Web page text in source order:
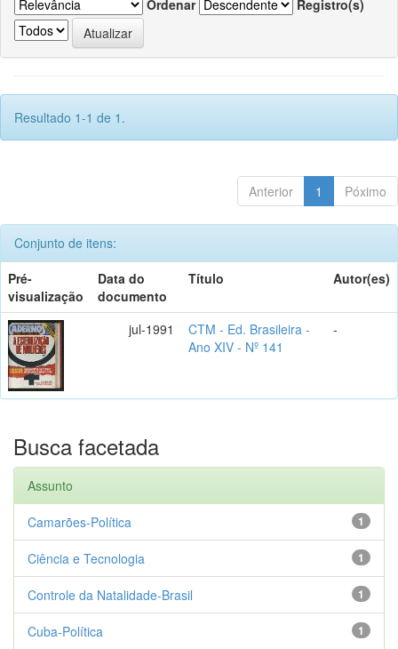
Ordenar
Registro(s)
Resultado 1-1 de 1.
Anterior 1 Póximo
Conjunto de itens:
Pré-
visualização
Data do
documento
Título Autor(es)
jul-1991
CTM - Ed. Brasileira -
Ano XIV - Nº 141
-
Busca facetada
Assunto
1
Camarões-Política
1
Ciência e Tecnologia
1
Controle da Natalidade-Brasil
1
Cuba-Política